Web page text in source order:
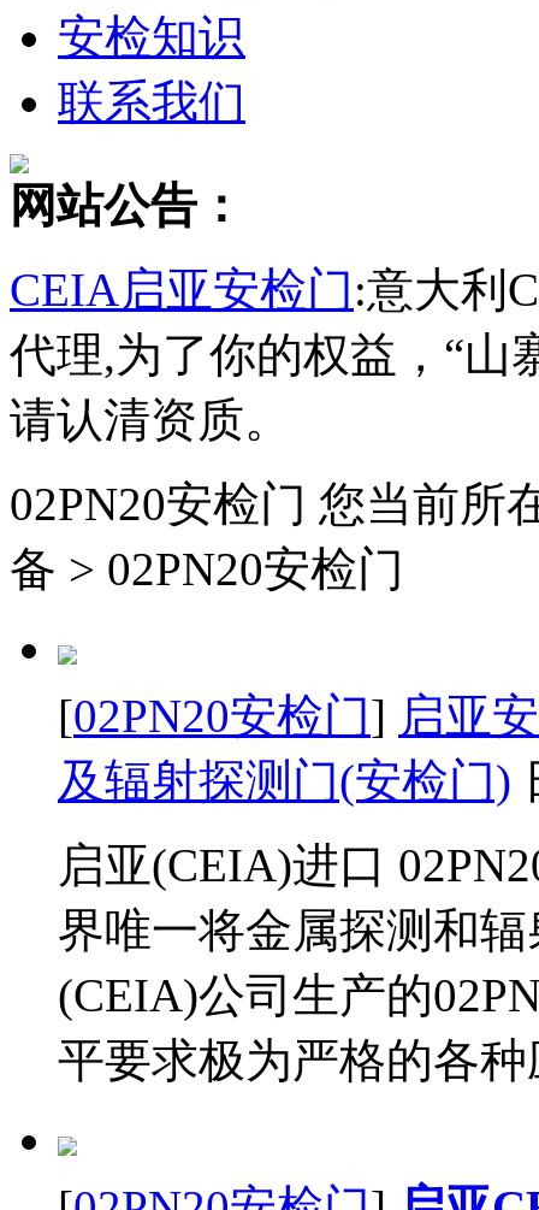
安检知识
联系我们
网站公告：
CEIA启亚安检门:意大利
代理,为了你的权益，“山
请认清资质。
02PN20安检门 您当前所
备 > 02PN20安检门
[02PN20安检门] 启亚
及辐射探测门(安检门)
启亚(CEIA)进口
界唯一将金属探测和
(CEIA)公司生产的
平要求极为严格的各